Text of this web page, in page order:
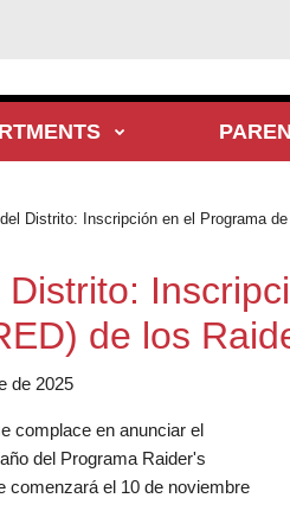
Distrito: Inscripción en el Programa
Distrito:
de los
de 2025
complace en anunciar el
del Programa Raider's
comenzará el 10 de noviembre